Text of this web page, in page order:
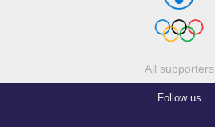
All supporters
Follow us